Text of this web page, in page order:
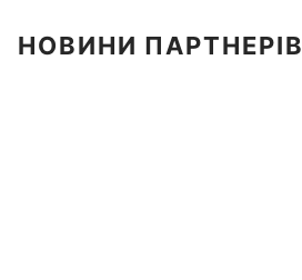
НОВИНИ ПАРТНЕРІВ